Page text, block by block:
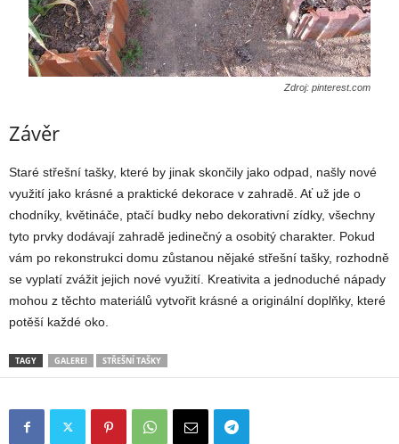
Zdroj: pinterest.com
Závěr
Staré střešní tašky, které by jinak skončily jako odpad, našly nové
využití jako krásné a praktické dekorace v zahradě. Ať už jde o
chodníky, květináče, ptačí budky nebo dekorativní zídky, všechny
tyto prvky dodávají zahradě jedinečný a osobitý charakter. Pokud
vám po rekonstrukci domu zůstanou nějaké střešní tašky, rozhodně
se vyplatí zvážit jejich nové využití. Kreativita a jednoduché nápady
mohou z těchto materiálů vytvořit krásné a originální doplňky, které
potěší každé oko.
TAGY GALEREI STŘEŠNÍ TAŠKY